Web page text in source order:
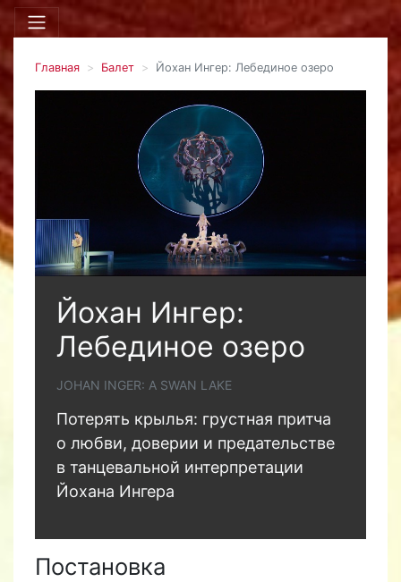
Главная Балет Йохан Ингер: Лебединое озеро
Йохан Ингер:
Лебединое озеро
JOHAN INGER: A SWAN LAKE
Потерять крылья: грустная притча
о любви, доверии и предательстве
в танцевальной интерпретации
Йохана Ингера
Постановка